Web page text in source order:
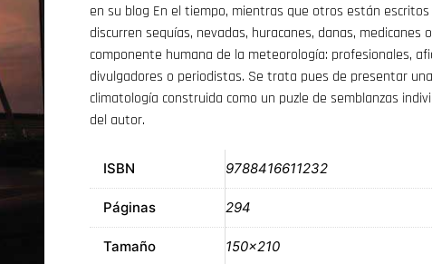
en su blog En el tiempo, mientras que otros están
discurren sequías, nevadas, huracanes, danas,
componente humana de la meteorología: profesionales,
divulgadores o periodistas. Se trata pues de presentar
climatología construida como un puzle de semblanzas
del autor.
ISBN 9788416611232
Páginas 294
Tamaño 150×210